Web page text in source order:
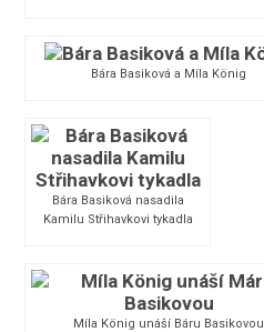
Bára Basiková a Míla König
Bára Basiková nasadila
Kamilu Střihavkovi tykadla
Míla König unáší Báru Basikovou